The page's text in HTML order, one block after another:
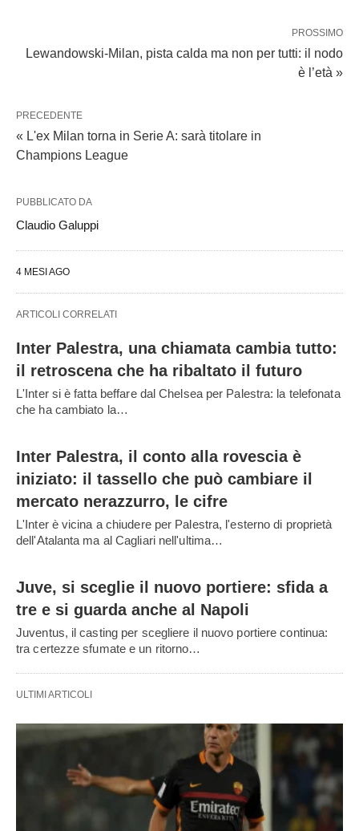
PROSSIMO
Lewandowski-Milan, pista calda ma non per tutti: il nodo
è l’età »
PRECEDENTE
« L'ex Milan torna in Serie A: sarà titolare in
Champions League
PUBBLICATO DA
Claudio Galuppi
4 MESI AGO
ARTICOLI CORRELATI
Inter Palestra, una chiamata cambia tutto:
il retroscena che ha ribaltato il futuro
L'Inter si è fatta beffare dal Chelsea per Palestra: la telefonata
che ha cambiato la…
Inter Palestra, il conto alla rovescia è
iniziato: il tassello che può cambiare il
mercato nerazzurro, le cifre
L'Inter è vicina a chiudere per Palestra, l'esterno di proprietà
dell'Atalanta ma al Cagliari nell'ultima…
Juve, si sceglie il nuovo portiere: sfida a
tre e si guarda anche al Napoli
Juventus, il casting per scegliere il nuovo portiere continua:
tra certezze sfumate e un ritorno…
ULTIMI ARTICOLI